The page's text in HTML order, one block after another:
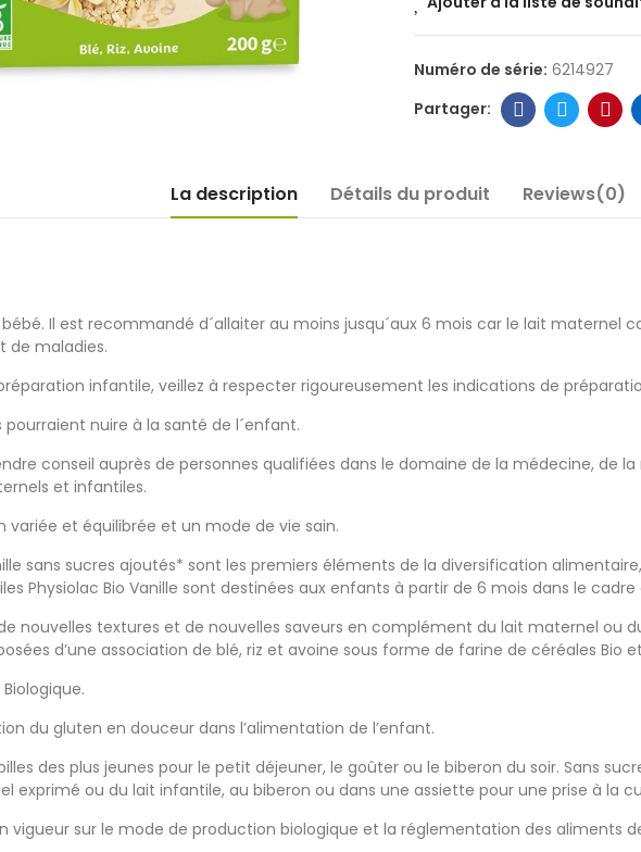
Numéro de série: 6214927
La description Détails du produit Reviews(0)
Il est recommandé d´allaiter au moins jusqu´aux 6 mois car le lait maternel
de maladies.
infantile, veillez à respecter rigoureusement les indications de
nuire à la santé de l´enfant.
conseil auprès de personnes qualifiées dans le domaine de la médecine, de
et infantiles.
et équilibrée et un mode de vie sain.
sans sucres ajoutés* sont les premiers éléments de la diversification
Physiolac Bio Vanille sont destinées aux enfants à partir de 6 mois dans le
nouvelles textures et de nouvelles saveurs en complément du lait maternel ou
d’une association de blé, riz et avoine sous forme de farine de céréales Bio
du gluten en douceur dans l’alimentation de l’enfant.
des plus jeunes pour le petit déjeuner, le goûter ou le biberon du soir. Sans
exprimé ou du lait infantile, au biberon ou dans une assiette pour une prise à la
sur le mode de production biologique et la réglementation des aliments